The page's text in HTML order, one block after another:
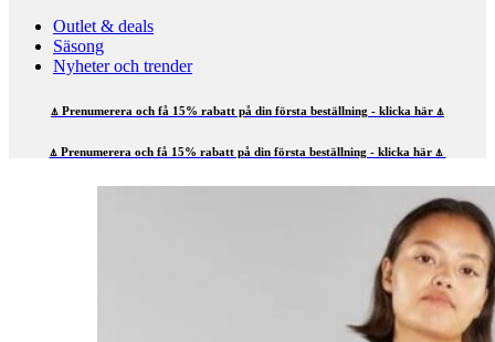
Outlet & deals
Säsong
Nyheter och trender
⍋ Prenumerera och få 15% rabatt på din första beställning - klicka här ⍋
⍋ Prenumerera och få 15% rabatt på din första beställning - klicka här ⍋